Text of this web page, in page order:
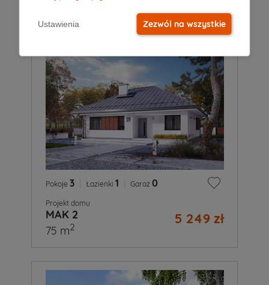
Pokoje 3 Łazienki 1 Garaż 0
Projekt domu
MAK 2 5 249 zł
75 m2
Ustawienia Zezwól na wszystkie